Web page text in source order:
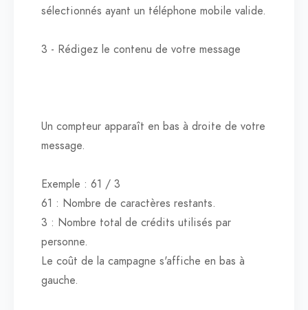
sélectionnés ayant un téléphone mobile valide.
3 - Rédigez le contenu de votre message
Un compteur apparaît en bas à droite de votre
message.
Exemple : 61 / 3
61 : Nombre de caractères restants.
3 : Nombre total de crédits utilisés par
personne.
Le coût de la campagne s'affiche en bas à
gauche.